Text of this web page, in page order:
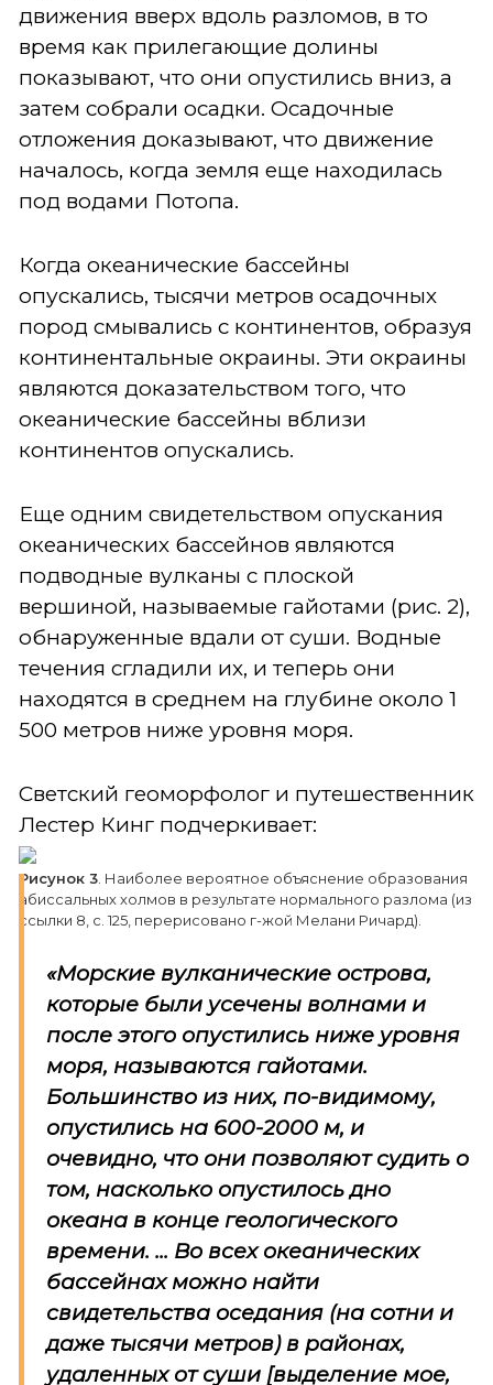
движения вверх вдоль разломов, в то
время как прилегающие долины
показывают, что они опустились вниз, а
затем собрали осадки. Осадочные
отложения доказывают, что движение
началось, когда земля еще находилась
под водами Потопа.
Когда океанические бассейны
опускались, тысячи метров осадочных
пород смывались с континентов, образуя
континентальные окраины. Эти окраины
являются доказательством того, что
океанические бассейны вблизи
континентов опускались.
Еще одним свидетельством опускания
океанических бассейнов являются
подводные вулканы с плоской
вершиной, называемые гайотами (рис. 2),
обнаруженные вдали от суши. Водные
течения сгладили их, и теперь они
находятся в среднем на глубине около 1
500 метров ниже уровня моря.
Светский геоморфолог и путешественник
Лестер Кинг подчеркивает:
Рисунок 3 . Наиболее вероятное объяснение образования
абиссальных холмов в результате нормального разлома (из
ссылки 8, с. 125, перерисовано г-жой Мелани Ричард).
«Морские вулканические острова,
которые были усечены волнами и
после этого опустились ниже уровня
моря, называются гайотами.
Большинство из них, по-видимому,
опустились на 600-2000 м, и
очевидно, что они позволяют судить о
том, насколько опустилось дно
океана в конце геологического
времени. ... Во всех океанических
бассейнах можно найти
свидетельства оседания (на сотни и
даже тысячи метров) в районах,
удаленных от суши [выделение мое,